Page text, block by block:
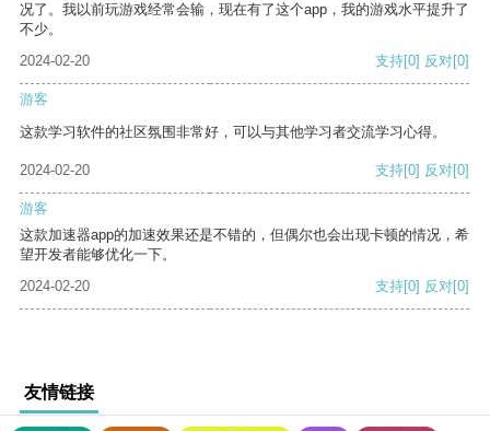
况了。我以前玩游戏经常会输，现在有了这个app，我的游戏水平提升了
不少。
2024-02-20
支持[0] 反对[0]
游客
这款学习软件的社区氛围非常好，可以与其他学习者交流学习心得。
2024-02-20 支持[0] 反对[0]
游客
这款加速器app的加速效果还是不错的，但偶尔也会出现卡顿的情况，希
望开发者能够优化一下。
2024-02-20
支持[0] 反对[0]
友情链接